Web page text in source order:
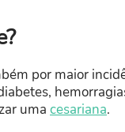
por maior
uma cesariana.